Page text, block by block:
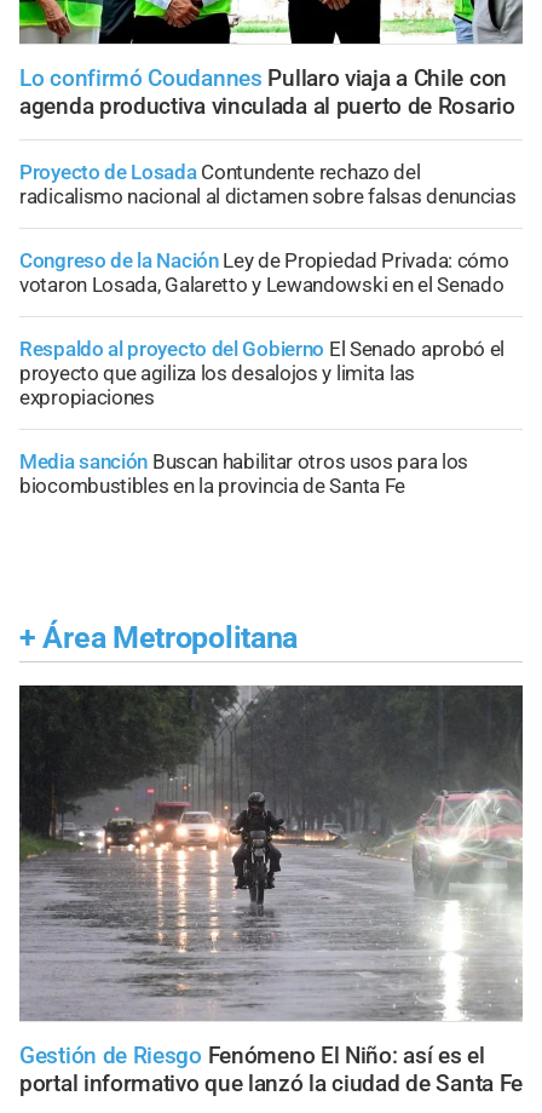
Lo confirmó Coudannes Pullaro viaja a Chile con
agenda productiva vinculada al puerto de Rosario
Proyecto de Losada Contundente rechazo del
radicalismo nacional al dictamen sobre falsas denuncias
Congreso de la Nación Ley de Propiedad Privada: cómo
votaron Losada, Galaretto y Lewandowski en el Senado
Respaldo al proyecto del Gobierno El Senado aprobó el
proyecto que agiliza los desalojos y limita las
expropiaciones
Media sanción Buscan habilitar otros usos para los
biocombustibles en la provincia de Santa Fe
+ Área Metropolitana
Gestión de Riesgo Fenómeno El Niño: así es el
portal informativo que lanzó la ciudad de Santa Fe